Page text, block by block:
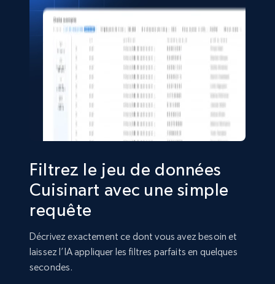
Shein- Products
Product name, Description, Initial price, Final
price, Currency, In stock, Color, Size, and more.
eCommerce
Amazon sellers info
info, Stars, Feedbacks, Return policy, and more.
eCommerce
Filtrez le jeu de données
Cuisinart avec une simple
requête
Décrivez exactement ce dont vous avez besoin et
laissez l’IA appliquer les filtres parfaits en quelques
secondes.